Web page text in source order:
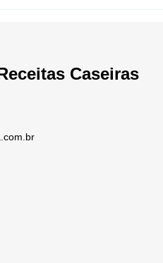
Caseiras